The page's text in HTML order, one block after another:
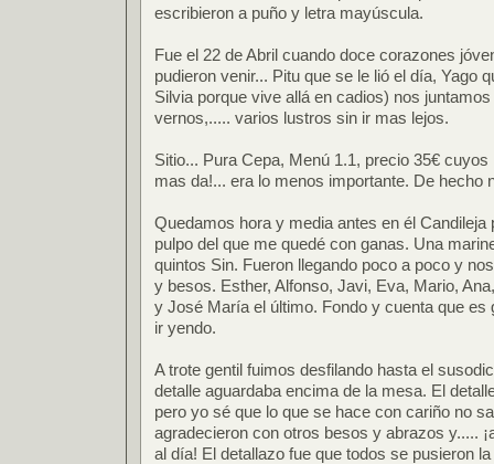
escribieron a puño y letra mayúscula.
Fue el 22 de Abril cuando doce corazones
pudieron venir... Pitu que se le lió el día, Yago
Silvia porque vive allá en cadios) nos
vernos,..... varios lustros sin ir mas lejos.
Sitio... Pura Cepa, Menú 1.1, precio 35€ cuyos
mas da!... era lo menos importante. De hecho
Quedamos hora y media antes en él Candileja
pulpo del que me quedé con ganas. Una
quintos Sin. Fueron llegando poco a poco y
y besos. Esther, Alfonso, Javi, Eva, Mario,
y José María el último. Fondo y cuenta que es
ir yendo.
A trote gentil fuimos desfilando hasta el
detalle aguardaba encima de la mesa. El
pero yo sé que lo que se hace con cariño no
agradecieron con otros besos y abrazos y.....
al día! El detallazo fue que todos se pusieron